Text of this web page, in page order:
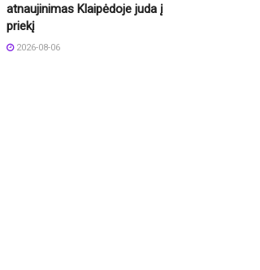
atnaujinimas Klaipėdoje juda į
priekį
2026-08-06